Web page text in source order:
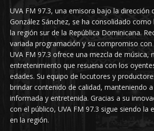
UVA FM 97.3, una emisora bajo la dirección
González Sánchez, se ha consolidado
la región sur de la República Dominicana.
variada programación y su compromiso con
UVA FM 97.3 ofrece una mezcla de música,
entretenimiento que resuena con los
edades. Su equipo de locutores y
brindar contenido de calidad, manteniendo
informada y entretenida. Gracias a su
con el público, UVA FM 97.3 sigue siendo la
en la región.